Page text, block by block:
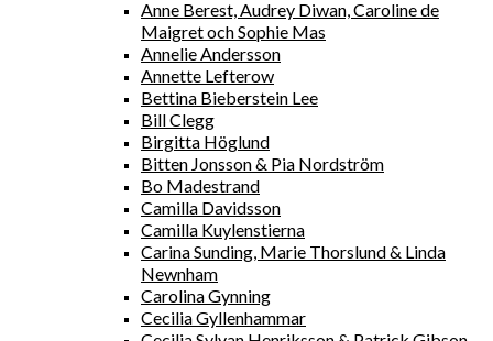
Anne Berest, Audrey Diwan, Caroline de
Maigret och Sophie Mas
Annelie Andersson
Annette Lefterow
Bettina Bieberstein Lee
Bill Clegg
Birgitta Höglund
Bitten Jonsson & Pia Nordström
Bo Madestrand
Camilla Davidsson
Camilla Kuylenstierna
Carina Sunding, Marie Thorslund & Linda
Newnham
Carolina Gynning
Cecilia Gyllenhammar